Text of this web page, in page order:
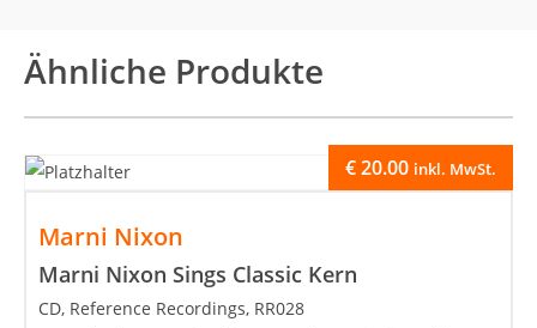
Ähnliche Produkte
Marni Nixon
Marni Nixon Sings Classic Kern
€20.00 inkl. MwSt.
CD, Reference Recordings, RR028